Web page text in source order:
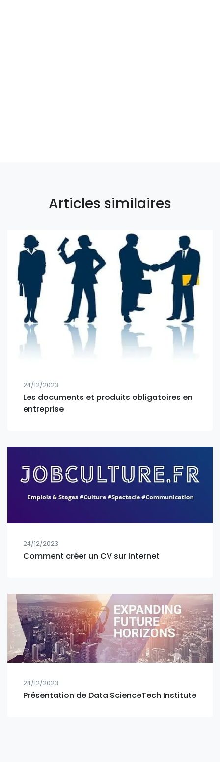
Articles similaires
24/12/2023
Les documents et produits obligatoires en
entreprise
24/12/2023
Comment créer un CV sur Internet
24/12/2023
Présentation de Data ScienceTech Institute